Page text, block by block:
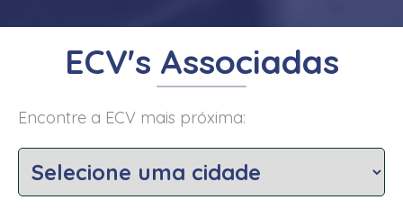
ECV's Associadas
Encontre a ECV mais próxima: